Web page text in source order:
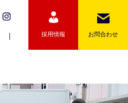
採用情報 お問合わせ